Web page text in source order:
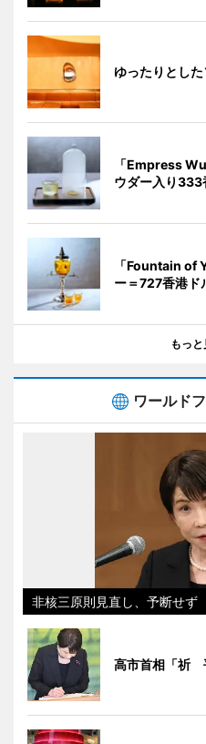
ゆったりとし
「Empress
ウダー入り333
「Fountain of
ー＝727香港ド
もっと
ワールド
非核三原則見直し、予断せず
高市首相「祈